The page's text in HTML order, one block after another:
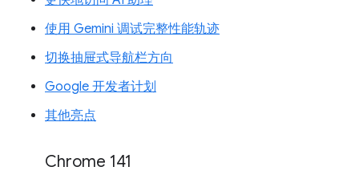
使用 Gemini 调试完整性能轨迹
切换抽屉式导航栏方向
Google 开发者计划
其他亮点
Chrome 141